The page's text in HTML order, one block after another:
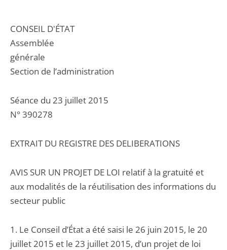
CONSEIL D'ÉTAT
Assemblée
Section de l’administration
Séance du 23 juillet 2015
N° 390278
EXTRAIT DU REGISTRE DES DELIBERATIONS
AVIS SUR UN PROJET DE LOI relatif à la gratuité et
aux modalités de la réutilisation des informations du
secteur public
1. Le Conseil d’État a été saisi le 26 juin 2015, le 20
juillet 2015 et le 23 juillet 2015, d’un projet de loi